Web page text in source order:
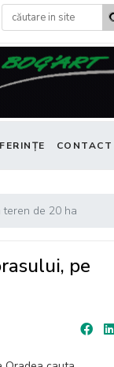
CONTACT
teren de 20 ha
pe